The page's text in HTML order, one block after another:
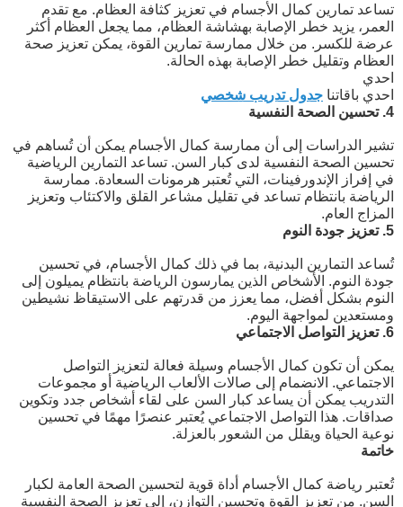
تساعد تمارين كمال الأجسام في تعزيز كثافة العظام. مع تقدم
العمر، يزيد خطر الإصابة بهشاشة العظام، مما يجعل العظام أكثر
عرضة للكسر. من خلال ممارسة تمارين القوة، يمكن تعزيز صحة
العظام وتقليل خطر الإصابة بهذه الحالة.
احدي
احدي باقاتنا جدول تدريب شخصي
4. تحسين الصحة النفسية
تشير الدراسات إلى أن ممارسة كمال الأجسام يمكن أن تُساهم في
تحسين الصحة النفسية لدى كبار السن. تساعد التمارين الرياضية
في إفراز الإندورفينات، التي تُعتبر هرمونات السعادة. ممارسة
الرياضة بانتظام تساعد في تقليل مشاعر القلق والاكتئاب وتعزيز
المزاج العام.
5. تعزيز جودة النوم
تُساعد التمارين البدنية، بما في ذلك كمال الأجسام، في تحسين
جودة النوم. الأشخاص الذين يمارسون الرياضة بانتظام يميلون إلى
النوم بشكل أفضل، مما يعزز من قدرتهم على الاستيقاظ نشيطين
ومستعدين لمواجهة اليوم.
6. تعزيز التواصل الاجتماعي
يمكن أن تكون كمال الأجسام وسيلة فعالة لتعزيز التواصل
الاجتماعي. الانضمام إلى صالات الألعاب الرياضية أو مجموعات
التدريب يمكن أن يساعد كبار السن على لقاء أشخاص جدد وتكوين
صداقات. هذا التواصل الاجتماعي يُعتبر عنصرًا مهمًا في تحسين
نوعية الحياة ويقلل من الشعور بالعزلة.
خاتمة
تُعتبر رياضة كمال الأجسام أداة قوية لتحسين الصحة العامة لكبار
السن. من تعزيز القوة وتحسين التوازن، إلى تعزيز الصحة النفسية